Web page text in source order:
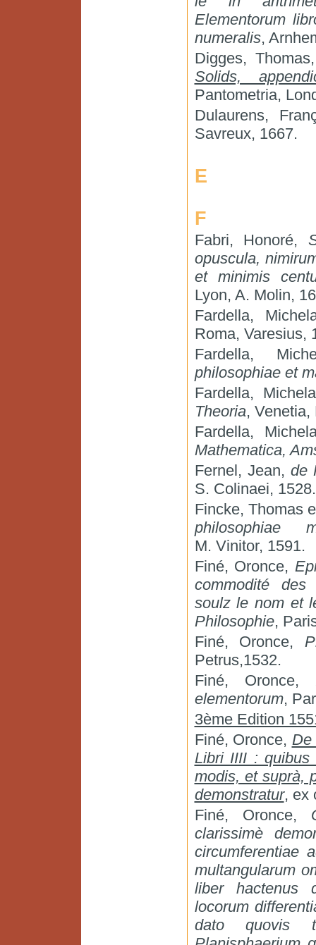
Elementorum
numeralis,
Digges,
Solids,
Pantometria,
Dulaurens,
Savreux, 1667.
E
F
Fabri, Honoré,
opuscula,
et minimis
Lyon, A. Molin,
Fardella,
Roma, Varesius,
Fardella,
philosophiae et
Fardella,
Theoria, Venetia,
Fardella,
Mathematica,
Fernel, Jean, de
S. Colinaei, 1528.
Fincke, Thomas
philosophiae
M. Vinitor, 1591.
Finé, Oronce,
commodité des
soulz le nom et
Philosophie,
Finé, Oronce,
Petrus,1532.
Finé, Oronce,
elementorum,
3ème Edition
Finé, Oronce, De
Libri IIII : quibus
modis, et suprà,
demonstratur, ex
Finé, Oronce,
clarissimè
circumferentiae
multangularum
liber hactenus
locorum
dato quovis